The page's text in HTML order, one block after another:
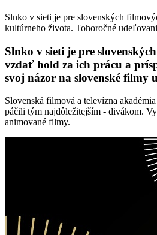
Slnko v sieti je pre slovenských
kultúrneho života. Tohoročné
Slnko v sieti je pre
vzdať hold za ich prácu a
svoj názor na slovenské
Slovenská filmová a televízna
páčili tým najdôležitejším - divákom.
animované filmy.